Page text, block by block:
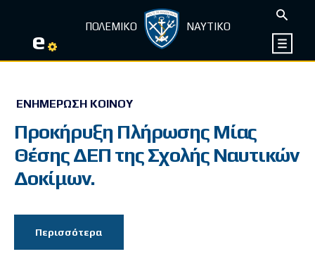
e ΠΟΛΕΜΙΚΟ ΝΑΥΤΙΚΟ
ΕΝΗΜΈΡΩΣΗ ΚΟΙΝΟΎ
Προκήρυξη Πλήρωσης Μίας
Θέσης ΔΕΠ της Σχολής Ναυτικών
Δοκίμων.
Περισσότερα